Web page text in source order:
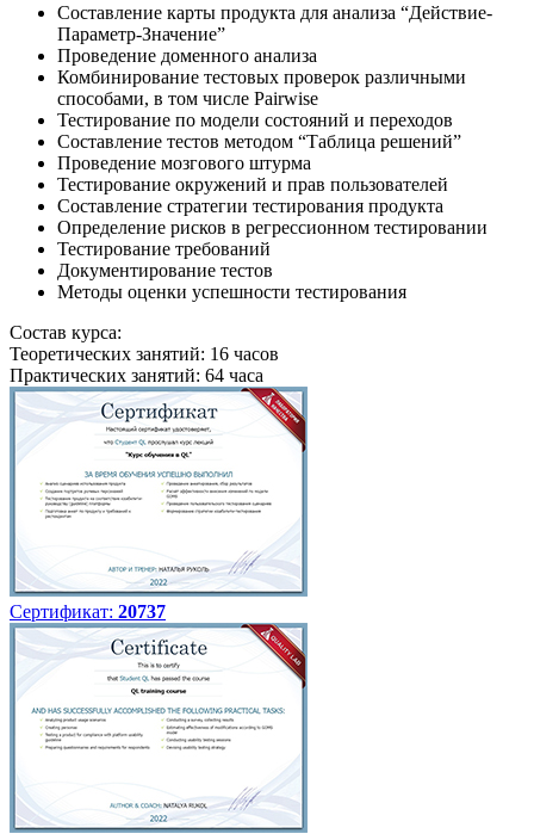
Составление карты продукта для анализа “Действие-
Параметр-Значение”
Проведение доменного анализа
Комбинирование тестовых проверок различными
способами, в том числе Pairwise
Тестирование по модели состояний и переходов
Составление тестов методом “Таблица решений”
Проведение мозгового штурма
Тестирование окружений и прав пользователей
Составление стратегии тестирования продукта
Определение рисков в регрессионном тестировании
Тестирование требований
Документирование тестов
Методы оценки успешности тестирования
Состав курса:
Теоретических занятий: 16 часов
Практических занятий: 64 часа
Сертификат: 20737